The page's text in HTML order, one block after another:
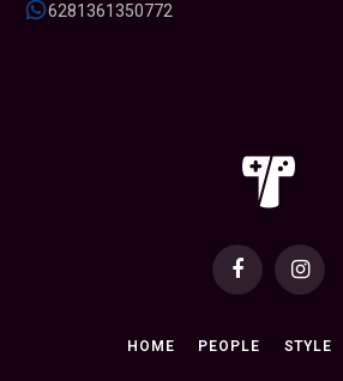
6281361350772
Facebook
HOME PEOPLE STYLE